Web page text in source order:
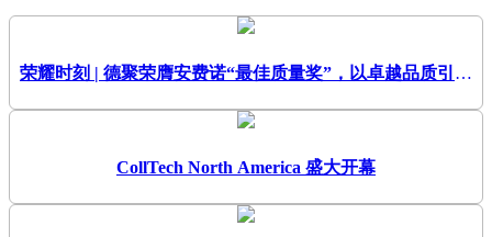
荣耀时刻 | 德聚荣膺安费诺“最佳质量奖”，以卓越品质引领
未来
CollTech North America 盛大开幕